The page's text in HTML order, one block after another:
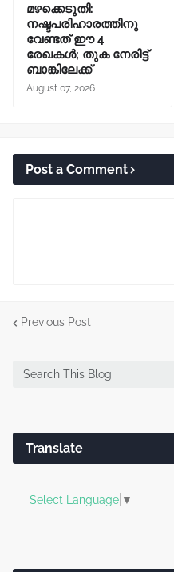
മഴക്കെടുതി:
നഷ്ടപരിഹാരത്തിനു
വേണ്ടത് ഈ 4
രേഖകൾ; തുക നേരിട്ട്
ബാങ്കിലേക്ക്
August 07, 2026
Post a Comment
Previous Post
Translate
Select Language ▼